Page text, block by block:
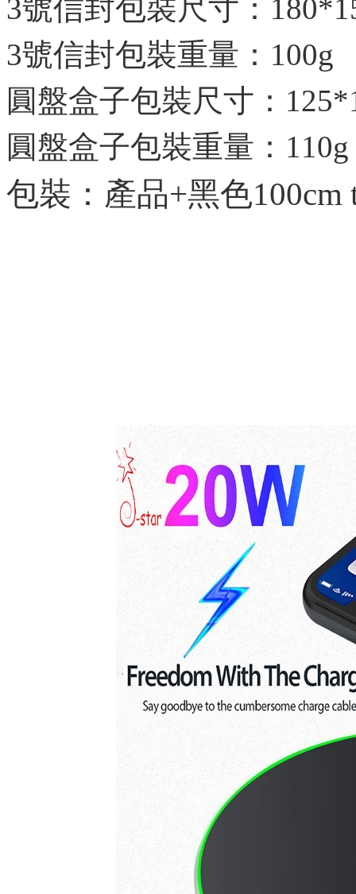
3號信封包裝尺寸：
3號信封包裝重量：100g
圓盤盒子包裝尺寸：
圓盤盒子包裝重量：110g
包裝：產品+黑色